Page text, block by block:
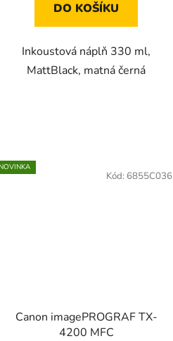
DO KOŠÍKU
Inkoustová náplň 330 ml,
MattBlack, matná černá
Canon imagePROGRAF TX-
4200 MFC
Kód: 6855C036